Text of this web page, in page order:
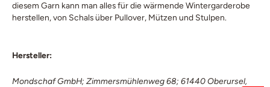
diesem Garn kann man alles für die wärmende Wintergarderobe
herstellen, von Schals über Pullover, Mützen und Stulpen.
Hersteller:
Mondschaf GmbH; Zimmersmühlenweg 68; 61440 Oberursel,